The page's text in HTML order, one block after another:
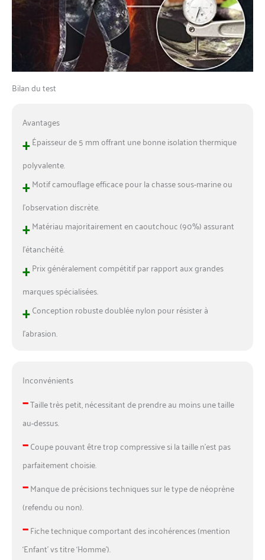
Bilan du test
Avantages
+Épaisseur de 5 mm offrant une bonne isolation thermique
polyvalente.
+Motif camouflage efficace pour la chasse sous-marine ou
l’observation discrète.
+Matériau majoritairement en caoutchouc (90%) assurant
l’étanchéité.
+Prix généralement compétitif par rapport aux grandes
marques spécialisées.
+Conception robuste doublée nylon pour résister à
l’abrasion.
Inconvénients
–Taille très petit, nécessitant de prendre au moins une taille
au-dessus.
–Coupe pouvant être trop compressive si la taille n’est pas
parfaitement choisie.
–Manque de précisions techniques sur le type de néoprène
(refendu ou non).
–Fiche technique comportant des incohérences (mention
‘Enfant’ vs titre ‘Homme’).